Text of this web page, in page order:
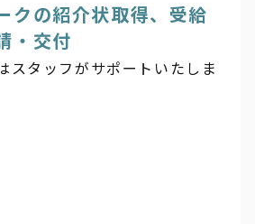
クの紹介状取得、受給
・交付
スタッフがサポートいたしま